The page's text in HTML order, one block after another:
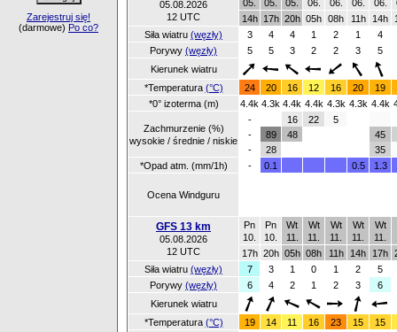
Zarejestruj się!
(darmowe) Po co?
05.08.2026
12 UTC
05.
05.
05.
06.
06.
06.
06.
14h
17h 20h 05h 08h 11h 14h
Siła wiatru (węzły) 3 4 4 1 2 1
4
Porywy (węzły) 5 5 3 2 2 3
5
Kierunek wiatru
*Temperatura (°C) 24 20 16 12 16 20
19
*0° izoterma (m)
4.4k 4.3k 4.4k 4.4k 4.3k 4.3k 4.4k
Zachmurzenie (%)
wysokie / średnie / niskie
-
-
-
89
28
16
48
22
5
45
35
*Opad atm. (mm/1h)
- 0.1 0.5 1.3
Ocena Windguru
GFS 13 km
05.08.2026
12 UTC
Pn
10.
Pn
10.
Wt
11.
Wt
11.
Wt
11.
Wt
11.
Wt
11.
17h 20h 05h 08h 11h 14h 17h
Siła wiatru (węzły) 7 3 1 0 1 2
5
Porywy (węzły) 6 4 2 1 2 3
6
Kierunek wiatru
*Temperatura (°C) 19 14 11 16 23 15
15